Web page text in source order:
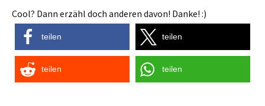
Cool? Dann erzähl doch anderen davon! Danke! :)
teilen teilen
teilen teilen